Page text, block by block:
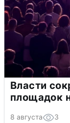
Власти
площадок
8 августа 3